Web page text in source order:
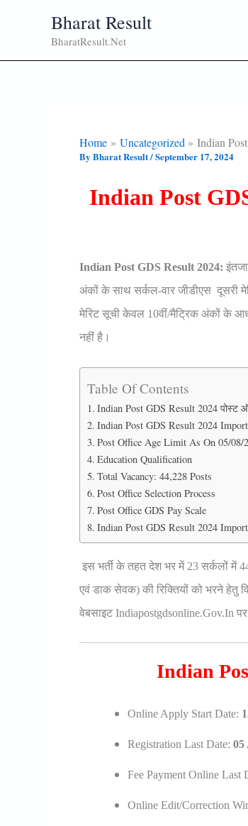
Bharat Result
BharatResult.Net
Home Uncategorized Indian
By Bharat Result/September 17, 2024
Indian Post
Indian Post GDS Result 2024:
अंकों के साथ सर्कल-वार जीडीएस दूसरी
मेरिट सूची केवल 10वीं/मैट्रिक अंकों के आधार
नहीं है।
Table Of Contents
Indian Post GDS Result 2024 पोस्ट
Indian Post GDS Result 2024
Post Office Age Limit As On 05/08/
Education Qualification
Total Vacancy: 44,228 Posts
Post Office Selection Process
Post Office GDS Pay Scale
Indian Post GDS Result 2024
इस भर्ती के तहत देश भर में 23 सर्कलों में
एवं डाक सेवक) की रिक्तियों को भरने हेतु
वेबसाइट Indiapostgdsonline.gov.in
Indian
Online Apply Start Date:
Registration Last Date: 05
Fee Payment Online Last
Online Edit/Correction